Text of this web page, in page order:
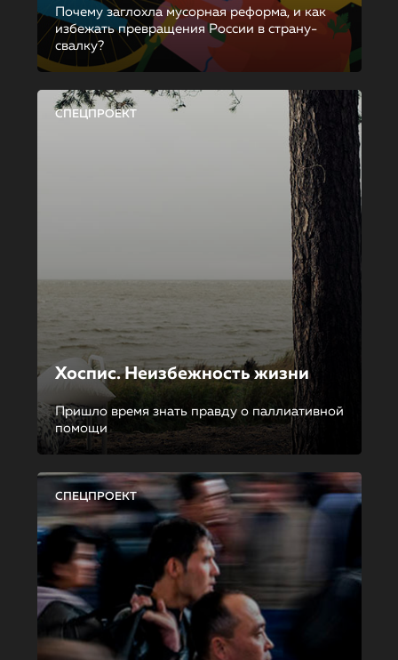
Почему заглохла мусорная реформа, и как
избежать превращения России в страну-
свалку?
СПЕЦПРОЕКТ
Хоспис. Неизбежность жизни
Пришло время знать правду о паллиативной
помощи
СПЕЦПРОЕКТ